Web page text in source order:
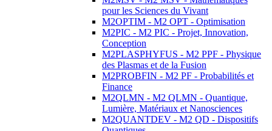
pour les Sciences du Vivant
M2OPTIM - M2 OPT - Optimisation
M2PIC - M2 PIC - Projet, Innovation,
Conception
M2PLASPHYFUS - M2 PPF - Physique
des Plasmas et de la Fusion
M2PROBFIN - M2 PF - Probabilités et
Finance
M2QLMN - M2 QLMN - Quantique,
Lumière, Matériaux et Nanosciences
M2QUANTDEV - M2 QD - Dispositifs